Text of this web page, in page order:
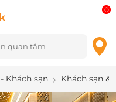
0
Khách sạn Khách sạn &